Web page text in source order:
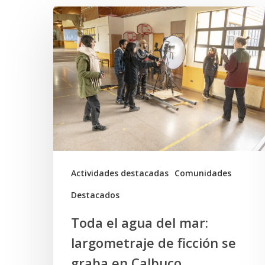
Actividades destacadas Comunidades
Destacados
Toda
el
agua
del
mar:
largometraje
de
ficción
graba
Calbuco
Toda el agua del mar:
largometraje de ficción se